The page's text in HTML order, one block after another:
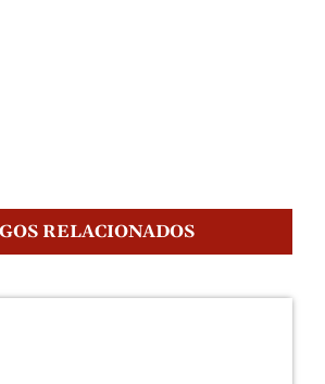
RELACIONADOS